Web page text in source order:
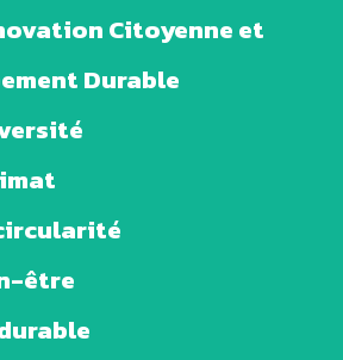
Citoyenne et
Durable
être